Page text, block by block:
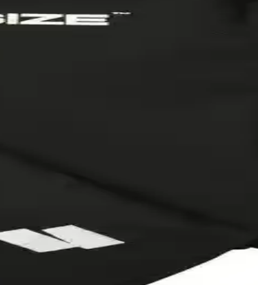
için ideal. Rahatlık ve fonksiyonellik sunar.
Yorumları
alanları detaylı şekilde incelenerek, en uygun erkek
koşullarda güvenle kullanılabilir.
etkinlikleri için ideal, şık ve konforlu bir modeldir.
Uygun
tutar, pratik taşıma sağlar.